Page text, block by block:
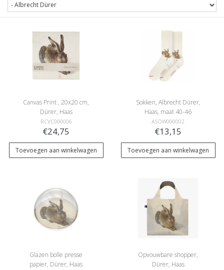
Canvas Print , 20x20 cm,
Dürer, Haas
RCVC000006
€24,75
Toevoegen aan winkelwagen
Sokken, Albrecht Dürer,
Haas, maat 40-46
ASOW000002
€13,15
Toevoegen aan winkelwagen
Glazen bolle presse
papier, Dürer, Haas
Opvouwbare shopper,
Dürer, Haas